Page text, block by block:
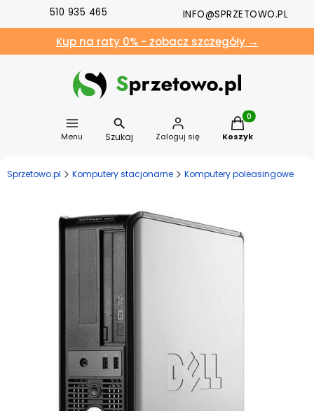
510 935 465 INFO@SPRZETOWO.PL
Kup na raty 0% - zobacz szczegóły →
Menu Szukaj Zaloguj się
Produkty w
Koszyk
Sprzetowo.pl Komputery stacjonarne Komputery poleasingowe